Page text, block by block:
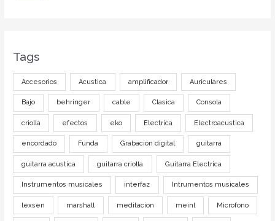
Tags
Accesorios Acustica amplificador Auriculares
Bajo behringer cable Clasica Consola
criolla efectos eko Electrica Electroacustica
encordado Funda Grabación digital guitarra
guitarra acustica guitarra criolla Guitarra Electrica
Instrumentos musicales interfaz Intrumentos musicales
lexsen marshall meditacion meinl Microfono